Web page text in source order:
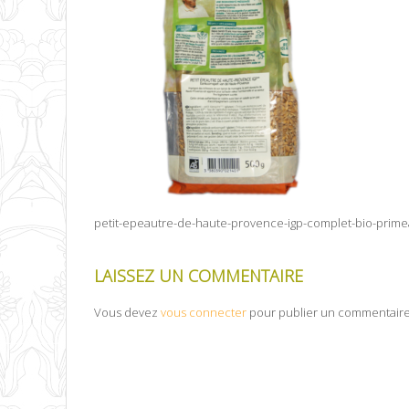
petit-epeautre-de-haute-provence-igp-complet-bio-
LAISSEZ UN COMMENTAIRE
Vous devez vous connecter pour publier un